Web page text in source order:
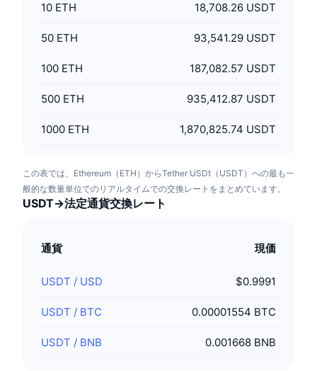
10 ETH 18,708.26 USDT
50 ETH 93,541.29 USDT
100 ETH 187,082.57 USDT
500 ETH 935,412.87 USDT
1000 ETH 1,870,825.74 USDT
この表では、Ethereum（ETH）からTether USDt（USDT）への最も一
般的な数量単位でのリアルタイムでの交換レートをまとめています。
USDT→法定通貨交換レート
通貨 現価
USDT / USD $0.9991
USDT / BTC 0.00001554 BTC
USDT / BNB 0.001668 BNB